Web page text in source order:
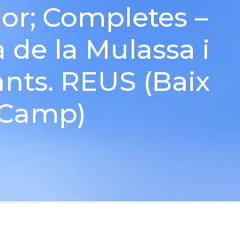
Completes –
de la Mulassa i
REUS (Baix